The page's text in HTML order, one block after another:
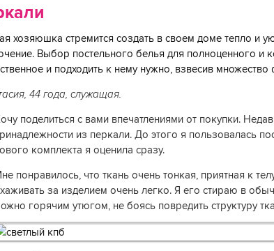
хозяюшка стремится создать в своем доме тепло и
Выбор постельного белья для полноценного и
и подходить к нему нужно, взвесив
44 года, служащая.
поделиться с вами впечатлениями от покупки.
из перкали. До этого я пользовалась
комплекта я оценила сразу.
понравилось, что ткань очень тонкая, приятная к
за изделием очень легко. Я его стираю в
горячим утюгом, не боясь повредить структуру